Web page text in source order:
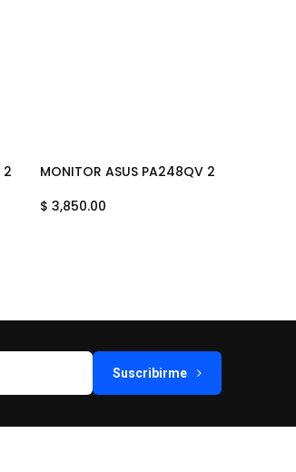
PROART GIRATORIO IPS WQHD EYE
Add to Cart
MONITOR ASUS PA248QV 24.1"
$3,850.00
Suscribirme